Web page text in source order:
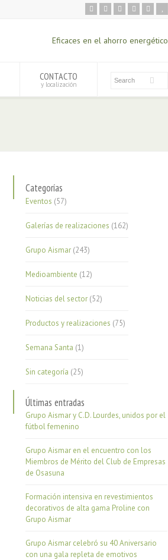
Eficaces en el ahorro energético
CONTACTO
y localización
Categorías
Eventos (57)
Galerías de realizaciones (162)
Grupo Aismar (243)
Medioambiente (12)
Noticias del sector (52)
Productos y realizaciones (75)
Semana Santa (1)
Sin categoría (25)
Últimas entradas
Grupo Aismar y C.D. Lourdes, unidos por el
fútbol femenino
Grupo Aismar en el encuentro con los
Miembros de Mérito del Club de Empresas
de Osasuna
Formación intensiva en revestimientos
decorativos de alta gama Proline con
Grupo Aismar
Grupo Aismar celebró su 40 Aniversario
con una gala repleta de emotivos